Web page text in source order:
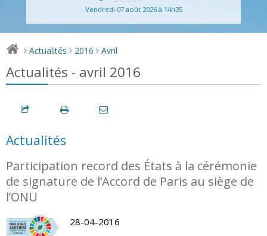
Vendredi 07 août 2026 à 14h35
> Actualités > 2016 > Avril
Actualités - avril 2016
Actualités
Participation record des États à la cérémonie
de signature de l’Accord de Paris au siège de
l’ONU
28-04-2016